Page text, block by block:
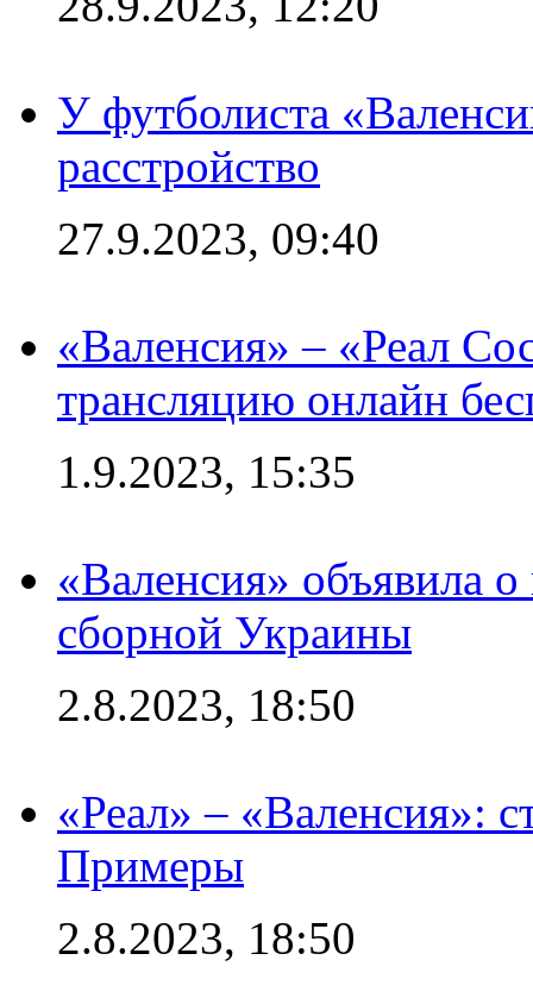
У футболиста
расстройство
27.9.2023, 09:40
«Валенсия» – «Реал
трансляцию онлайн
1.9.2023, 15:35
«Валенсия» объявила
сборной Украины
2.8.2023, 18:50
«Реал» – «Валенсия»:
Примеры
2.8.2023, 18:50